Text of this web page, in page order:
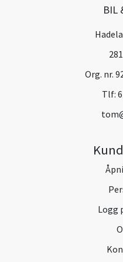
BIL
Org. nr.
Tlf:
Logg